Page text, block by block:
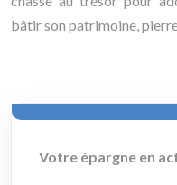
bâtir son patrimoine,
Votre épargne en